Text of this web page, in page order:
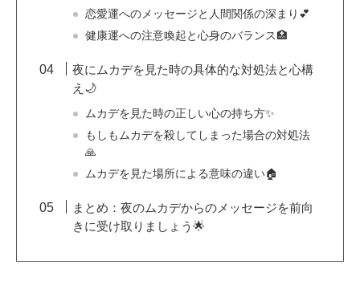
恋愛運へのメッセージと人間関係の深まり💕
健康運への注意喚起と心身のバランス🏥
夜にムカデを見た時の具体的な対処法と心構
え🌙
ムカデを見た時の正しい心の持ち方✨
もしもムカデを殺してしまった場合の対処法
🙏
ムカデを見た場所による意味の違い🏠
まとめ：夜のムカデからのメッセージを前向
きに受け取りましょう🌟